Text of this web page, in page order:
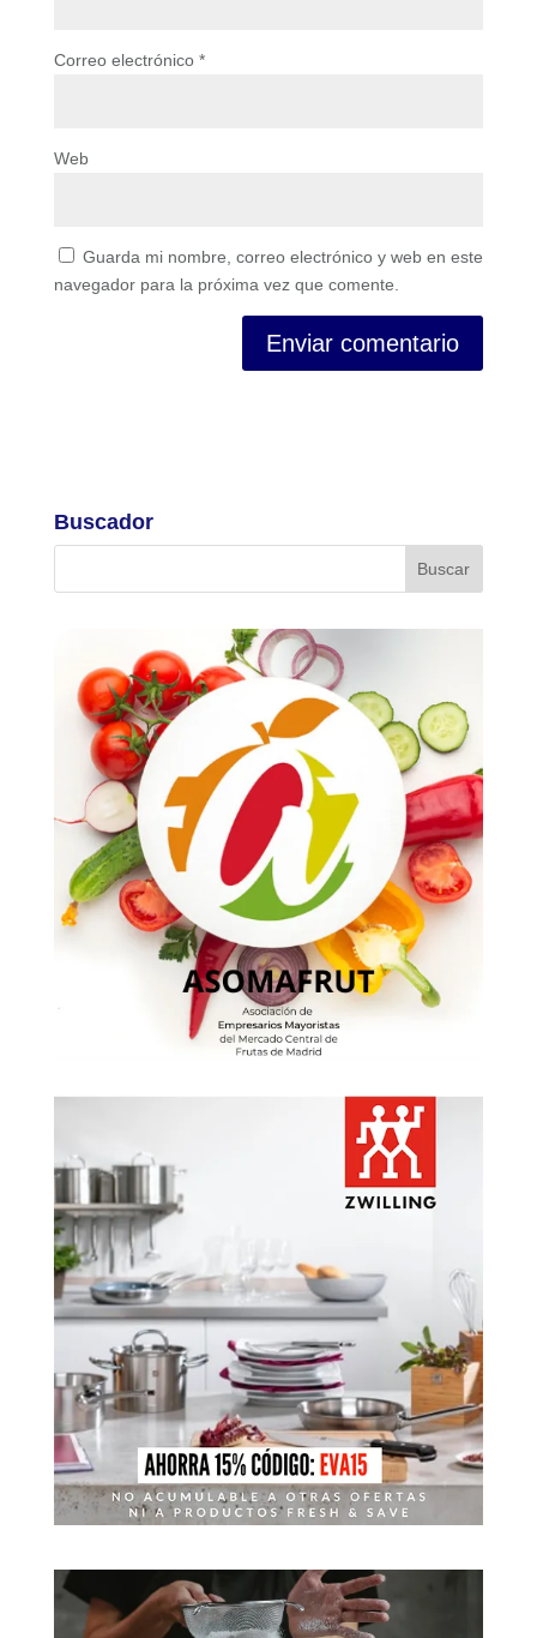
Correo electrónico *
Web
Guarda mi nombre, correo electrónico y web en este
navegador para la próxima vez que comente.
Buscador